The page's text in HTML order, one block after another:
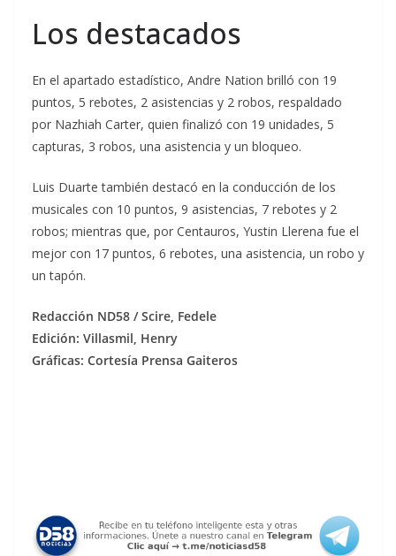
Los destacados
En el apartado estadístico, Andre Nation brilló con 19
puntos, 5 rebotes, 2 asistencias y 2 robos, respaldado
por Nazhiah Carter, quien finalizó con 19 unidades, 5
capturas, 3 robos, una asistencia y un bloqueo.
Luis Duarte también destacó en la conducción de los
musicales con 10 puntos, 9 asistencias, 7 rebotes y 2
robos; mientras que, por Centauros, Yustin Llerena fue el
mejor con 17 puntos, 6 rebotes, una asistencia, un robo y
un tapón.
Redacción ND58 / Scire, Fedele
Edición: Villasmil, Henry
Gráficas: Cortesía Prensa Gaiteros